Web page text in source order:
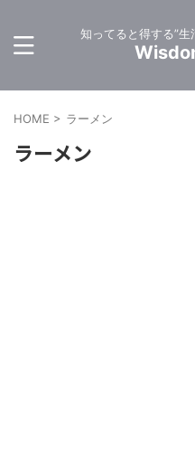
知ってると得する”生
HOME > ラーメン
ラーメン